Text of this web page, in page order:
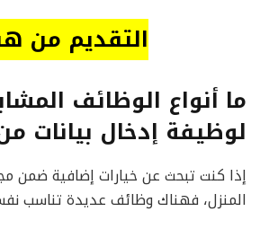
التقديم من
ما أنواع الوظائف
لوظيفة إدخال بيانات
إذا كنت تبحث عن خيارات إضافية ضمن
المنزل، فهناك وظائف عديدة تناسب